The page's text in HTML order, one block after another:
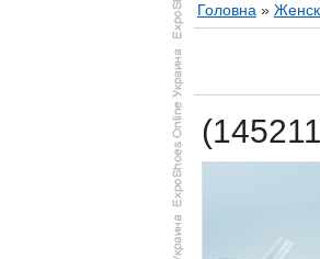
Головна »